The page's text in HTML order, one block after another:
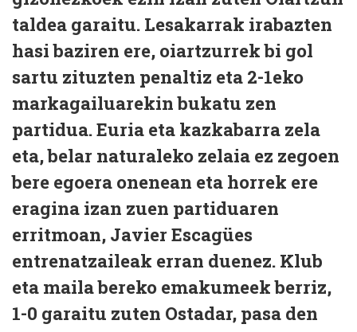
taldea garaitu. Lesakarrak irabazten
hasi baziren ere, oiartzurrek bi gol
sartu zituzten penaltiz eta 2-1eko
markagailuarekin bukatu zen
partidua. Euria eta kazkabarra zela
eta, belar naturaleko zelaia ez zegoen
bere egoera onenean eta horrek ere
eragina izan zuen partiduaren
erritmoan, Javier Escagües
entrenatzaileak erran duenez. Klub
eta maila bereko emakumeek berriz,
1-0 garaitu zuten Ostadar, pasa den